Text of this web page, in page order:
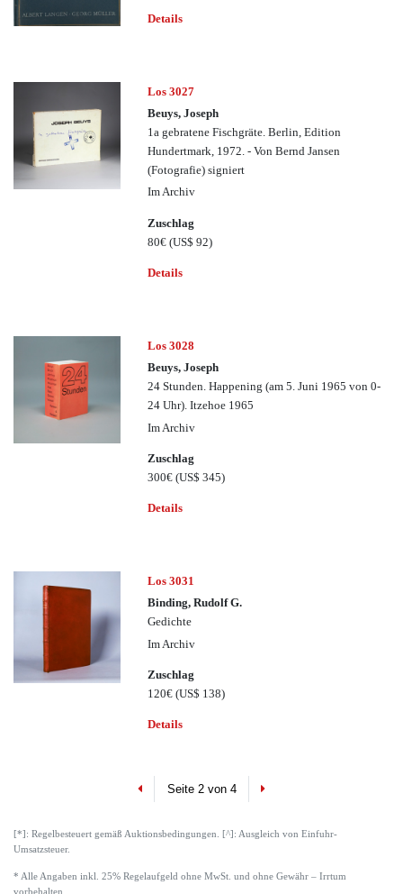
Details
Los 3027
Beuys, Joseph
1a gebratene Fischgräte. Berlin, Edition
Hundertmark, 1972. - Von Bernd Jansen
(Fotografie) signiert
Im Archiv
Zuschlag
80€(US$ 92)
Details
Los 3028
Beuys, Joseph
24 Stunden. Happening (am 5. Juni 1965 von 0-
24 Uhr). Itzehoe 1965
Im Archiv
Zuschlag
300€(US$ 345)
Details
Los 3031
Binding, Rudolf G.
Gedichte
Im Archiv
Zuschlag
120€(US$ 138)
Details
PreviousSeite 2 von 4 Next
[*]: Regelbesteuert gemäß Auktionsbedingungen. [^]: Ausgleich von Einfuhr-
Umsatzsteuer.
* Alle Angaben inkl. 25% Regelaufgeld ohne MwSt. und ohne Gewähr – Irrtum